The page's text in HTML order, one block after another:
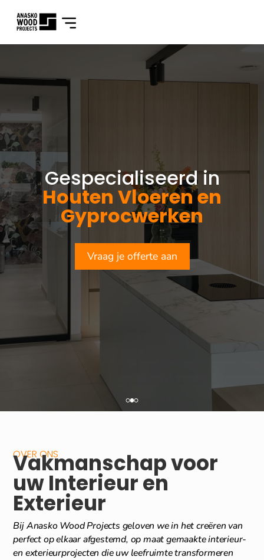
Gespecialiseerd in
Houten Vloeren en
Gyprocwerken
Vraag je offerte aan
OVER ONS
Vakmanschap voor
uw Interieur en
Exterieur
Bij Anasko Wood Projects geloven we in het creëren van
perfect op elkaar afgestemd, op maat gemaakte interieur-
en exterieurprojecten die uw leefruimte transformeren